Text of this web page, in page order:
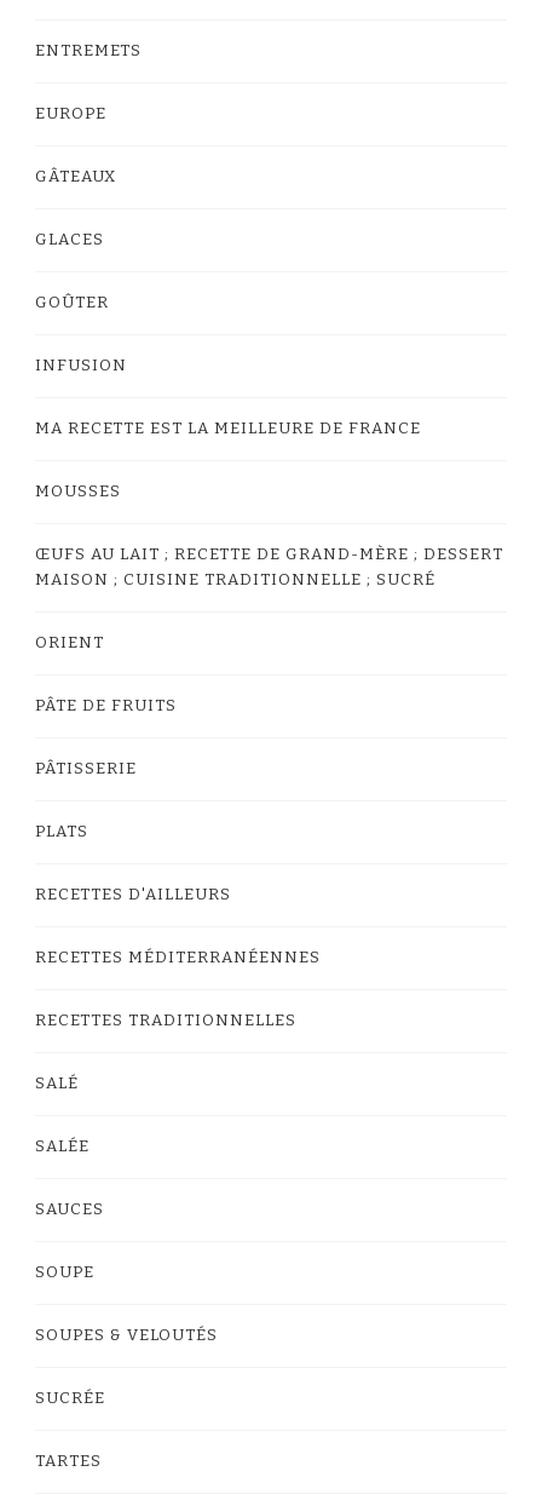
ENTREMETS
EUROPE
GÂTEAUX
GLACES
GOÛTER
INFUSION
MA RECETTE EST LA MEILLEURE DE FRANCE
MOUSSES
ŒUFS AU LAIT ; RECETTE DE GRAND-MÈRE ; DESSERT
MAISON ; CUISINE TRADITIONNELLE ; SUCRÉ
ORIENT
PÂTE DE FRUITS
PÂTISSERIE
PLATS
RECETTES D'AILLEURS
RECETTES MÉDITERRANÉENNES
RECETTES TRADITIONNELLES
SALÉ
SALÉE
SAUCES
SOUPE
SOUPES & VELOUTÉS
SUCRÉE
TARTES